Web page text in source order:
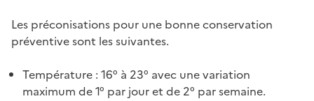
Les préconisations pour une bonne conservation
préventive sont les suivantes.
Température : 16° à 23° avec une variation
maximum de 1° par jour et de 2° par semaine.